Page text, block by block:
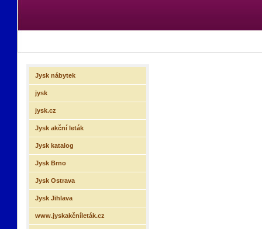
Jysk nábytek
jysk
jysk.cz
Jysk akční leták
Jysk katalog
Jysk Brno
Jysk Ostrava
Jysk Jihlava
www.jyskakčníleták.cz